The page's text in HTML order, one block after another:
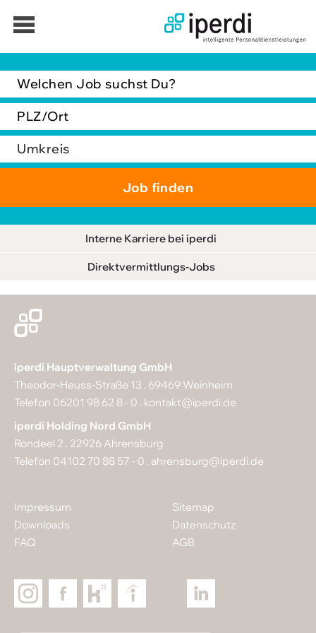
Interne Karriere bei iperdi
Direktvermittlungs-Jobs
iperdi Hauptverwaltung GmbH
Theodor-Heuss-Straße 13 . 69469 Weinheim
Telefon 06201 98 62 8 - 0 . kontakt@iperdi.de
iperdi Holding Nord GmbH
Rondeel 2 . 22926 Ahrensburg
Telefon 04102 70 88 57 - 0 . ahrensburg@iperdi.de
Impressum
Downloads
FAQ
Sitemap
Datenschutz
AGB
Unternehmen
Über iperdi
Kontakt
News
FAQ
Datenschutz